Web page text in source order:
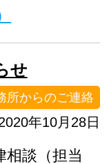
せ
所からのご連絡
年10月28日
相談（担当